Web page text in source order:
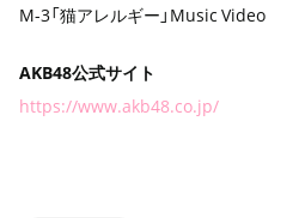
M-3「猫アレルギー」Music Video
AKB48公式サイト
https://www.akb48.co.jp/